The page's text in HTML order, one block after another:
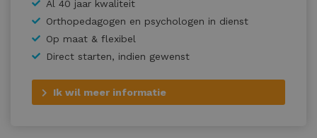
Al 40 jaar kwaliteit
Orthopedagogen en psychologen in dienst
Op maat & flexibel
Direct starten, indien gewenst
Ik wil meer informatie